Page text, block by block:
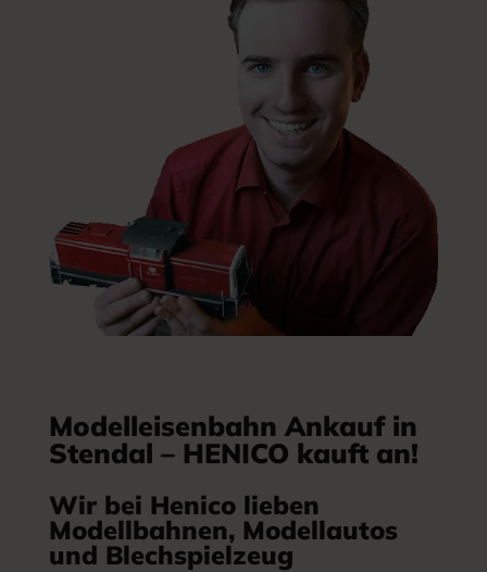
Modelleisenbahn Ankauf in
Stendal – HENICO kauft an!
Wir bei Henico lieben
Modellbahnen, Modellautos
und Blechspielzeug